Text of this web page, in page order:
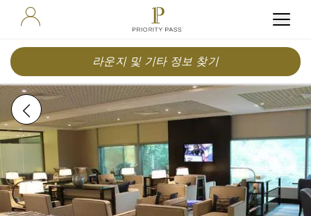
라운지 및 기타 정보 찾기